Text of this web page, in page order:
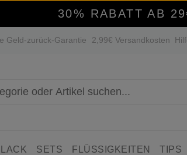
30% RABATT AB
Geld-zurück-Garantie 2,99€ Versandkosten
SETS FLÜSSIGKEITEN TIPS